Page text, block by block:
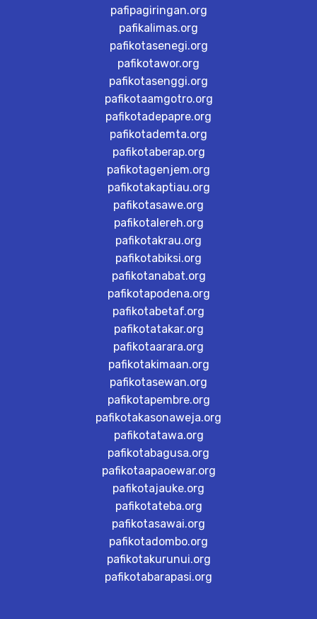
pafipagiringan.org
pafikalimas.org
pafikotasenegi.org
pafikotawor.org
pafikotasenggi.org
pafikotaamgotro.org
pafikotadepapre.org
pafikotademta.org
pafikotaberap.org
pafikotagenjem.org
pafikotakaptiau.org
pafikotasawe.org
pafikotalereh.org
pafikotakrau.org
pafikotabiksi.org
pafikotanabat.org
pafikotapodena.org
pafikotabetaf.org
pafikotatakar.org
pafikotaarara.org
pafikotakimaan.org
pafikotasewan.org
pafikotapembre.org
pafikotakasonaweja.org
pafikotatawa.org
pafikotabagusa.org
pafikotaapaoewar.org
pafikotajauke.org
pafikotateba.org
pafikotasawai.org
pafikotadombo.org
pafikotakurunui.org
pafikotabarapasi.org